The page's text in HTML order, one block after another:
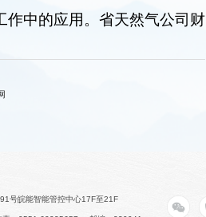
作中的应用。省天然气公司财
号皖能智能管控中心17F至21F